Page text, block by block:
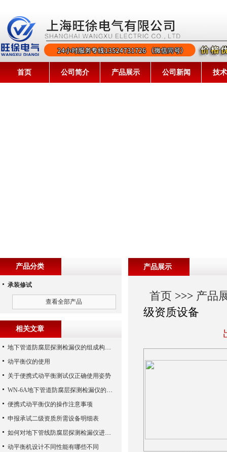
首页 公司简介 产品展示 公司新闻 技
产品展示
首页 >>> 产品
级资质设备
产品分类
承装修试
查看全部产品
相关文章
地下管道防腐层探测检漏仪的组成构造分析阐述要点
动平衡仪的使用
关于便携式动平衡测试仪正确使用姿势
WN-6A地下管道防腐层探测检漏仪的特点及其优势
便携式动平衡仪的操作注意事项
申报承试二级资质所需设备明细表
如何对地下管线防腐层探测检漏仪进行维护和保养？
动平衡机设计不同性能有哪些不同